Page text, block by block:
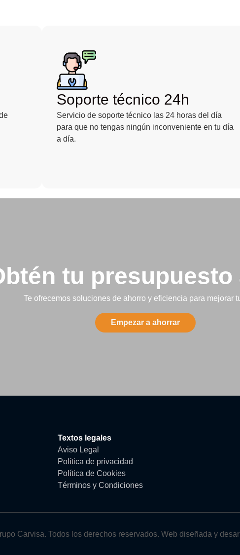
Soporte técnico 24h
Servicio de soporte técnico las 24 horas del día
para que no tengas ningún inconveniente en tu día
a día.
tu presupuesto
Te ofrecemos soluciones de ahorro y eficiencia para mejorar
Empezar a ahorrar
Textos legales
Aviso Legal
Política de privacidad
Política de Cookies
Términos y Condiciones
Carvisa. Todos los derechos reservados. Web diseñada y